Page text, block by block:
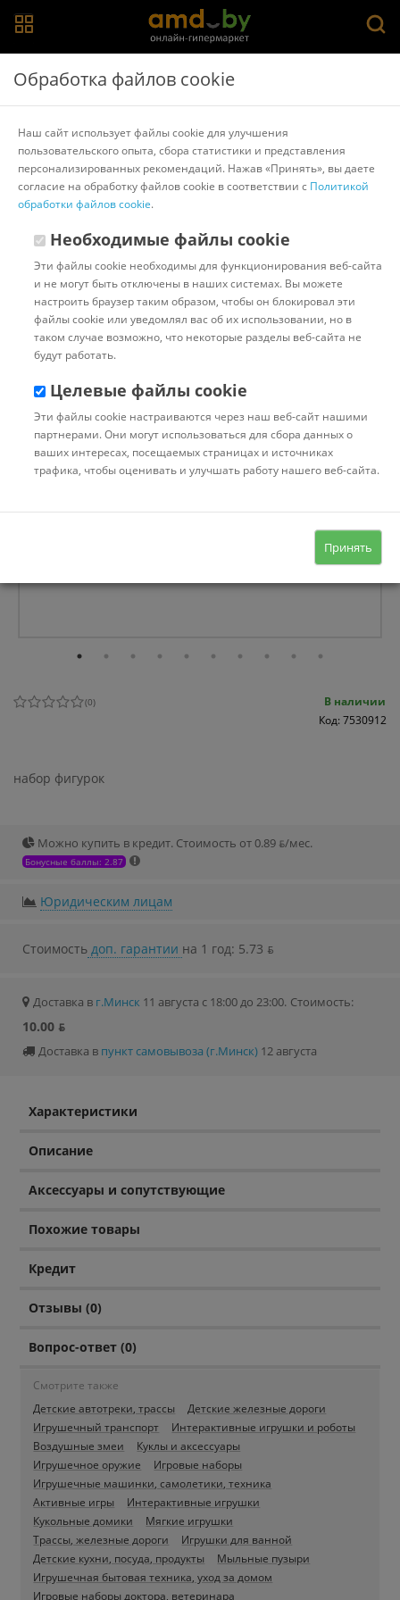
Главная > Каталог товаров
Роботы, трансформеры, фигурки
> Masai Mara
Набор фигурок Masai Mara Мир морских животных
ММ203-002
Другие товары Masai Mara
(0)
В наличии
Код: 7530912
набор фигурок
Можно купить в кредит. Стоимость от 0.89 ƃ/мec.
Бонусные баллы: 2.87
Юридическим лицам
Стоимость доп. гарантии на 1 год: 5.73 ƃ
Доставка в г.Минск 11 августа с 18:00 до 23:00. Стоимость:
10.00 ƃ
Доставка в пункт самовывоза (г.Минск) 12 августа
Характеристики
Описание
Аксессуары и сопутствующие
Похожие товары
Кредит
Отзывы (0)
Вопрос-ответ (0)
Смотрите также
Детские автотреки, трассы
Детские железные дороги
Игрушечный транспорт
Интерактивные игрушки и роботы
Воздушные змеи
Куклы и аксессуары
Игрушечное оружие
Игровые наборы
Игрушечные машинки, самолетики, техника
Активные игры
Интерактивные игрушки
Кукольные домики
Мягкие игрушки
Трассы, железные дороги
Игрушки для ванной
Детские кухни, посуда, продукты
Мыльные пузыри
Игрушечная бытовая техника, уход за домом
Игровые наборы доктора, ветеринара
Обработка файлов cookie
Наш сайт использует файлы cookie для улучшения
пользовательского опыта, сбора статистики и представления
персонализированных рекомендаций. Нажав «Принять», вы даете
согласие на обработку файлов cookie в соответствии с Политикой
обработки файлов cookie.
Необходимые файлы cookie
Эти файлы cookie необходимы для функционирования веб-сайта
и не могут быть отключены в наших системах. Вы можете
настроить браузер таким образом, чтобы он блокировал эти
файлы cookie или уведомлял вас об их использовании, но в
таком случае возможно, что некоторые разделы веб-сайта не
будут работать.
Целевые файлы cookie
Эти файлы cookie настраиваются через наш веб-сайт нашими
партнерами. Они могут использоваться для сбора данных о
ваших интересах, посещаемых страницах и источниках
трафика, чтобы оценивать и улучшать работу нашего веб-сайта.
Принять